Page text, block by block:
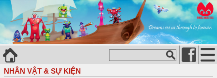
NHÂN VẬT & SỰ KIỆN